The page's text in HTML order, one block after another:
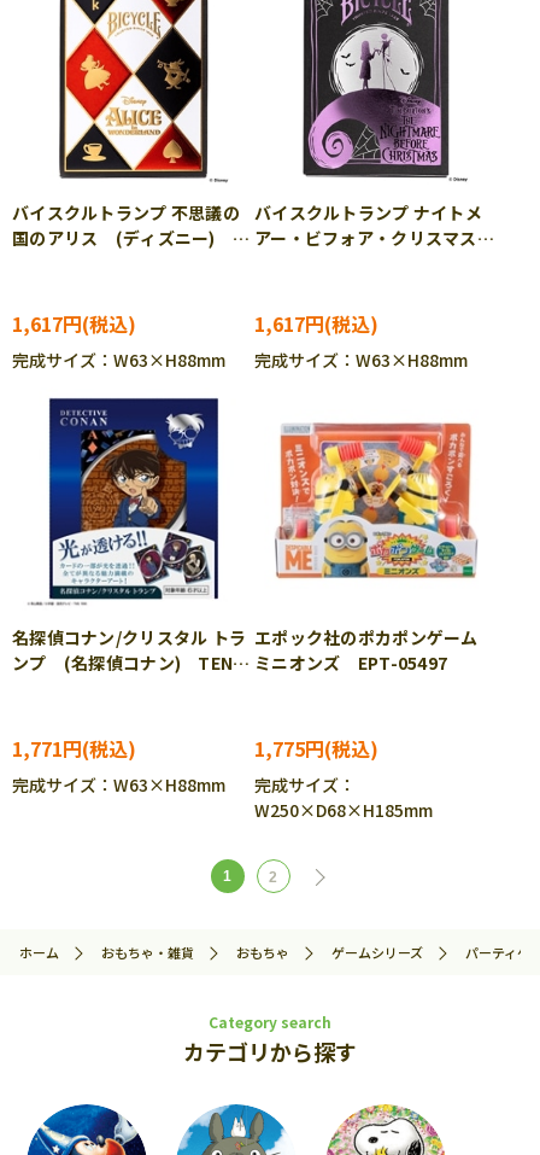
バイスクルトランプ 不思議の
国のアリス (ディズニー)
1,617円
完成サイズ：W63×H88mm
バイスクルトランプ ナイトメ
アー・ビフォア・クリスマス
1,617円
完成サイズ：W63×H88mm
名探偵コナン/クリスタル トラ
ンプ (名探偵コナン) TEN-
1,771円
完成サイズ：W63×H88mm
エポック社のポカポンゲーム
ミニオンズ EPT-05497
1,775円
完成サイズ：
W250×D68×H185mm
1 2
ホーム おもちゃ・雑貨 おもちゃ ゲームシリーズ パーティゲ
Category search
カテゴリから探す